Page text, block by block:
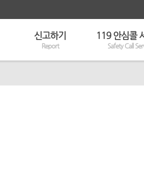
신고하기
Report
119 안심콜
Safety Call